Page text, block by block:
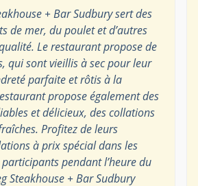
+ Bar Sudbury sert des
de mer, du poulet et d’autres
Le restaurant propose de
qui sont vieillis à sec pour leur
parfaite et rôtis à la
propose également des
et délicieux, des collations
Profitez de leurs
à prix spécial dans les
pendant l’heure du
Steakhouse + Bar Sudbury